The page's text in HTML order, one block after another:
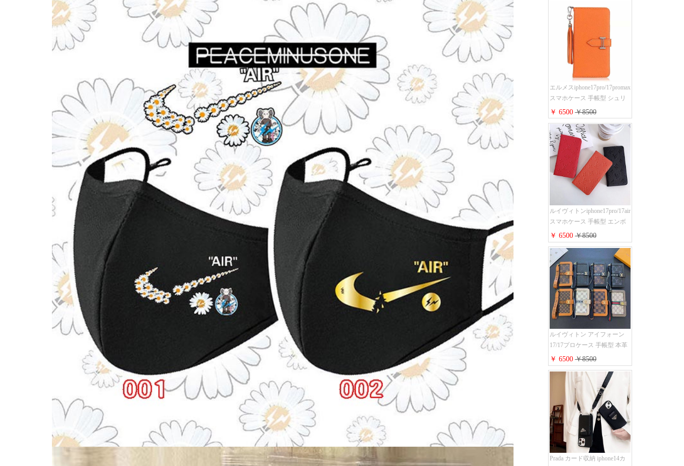
ム シュリンクレザーLV アイ
フォン16/16promaxスマホケー
ス 手帳 多機能 グッチ
iphone15pro/14/13携帯ケース
大人 レディース メンズ スト
ラップ付き
エルメスiphone17pro/17promax
スマホケース 手帳型 シュリ
ンクレザー タッセル ストラ
ップ 付き Hermes
iphone16pro/16ケース 財布型
スタンド機能 携帯カバー ハ
イ ブランド アイフォーン
15/14/13ケース 手帳 レディー
ス 人気
￥ 6500￥8500
ルイヴィトンiphone17pro/17air
スマホケース 手帳型 エンボ
スレザー 本革 モノグラム LV
アイフォン 16pro/16promaxケ
ース 手帳 型 カード入れ 高级
ブランド iPhone 15/14/13 pro
ケース 手帳型 男女通用 大人
かわいい
￥ 6500￥8500
ルイヴィトン アイフォーン
17/17プロケース 手帳型 本革
レザー モノグラム Louis
Vuitton iphone16/16promaxスマ
ホケース 手帳型 カード収納
iphone15/14/13ケース ビジネ
ス風 GUCCI galaxy s26/s25/s24
ケース 手帳型 大人 可愛い
￥ 6500￥8500
Prada カード収納 iphone14カ